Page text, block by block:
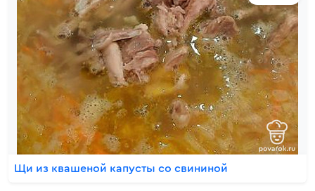
Щи из квашеной капусты со свининой